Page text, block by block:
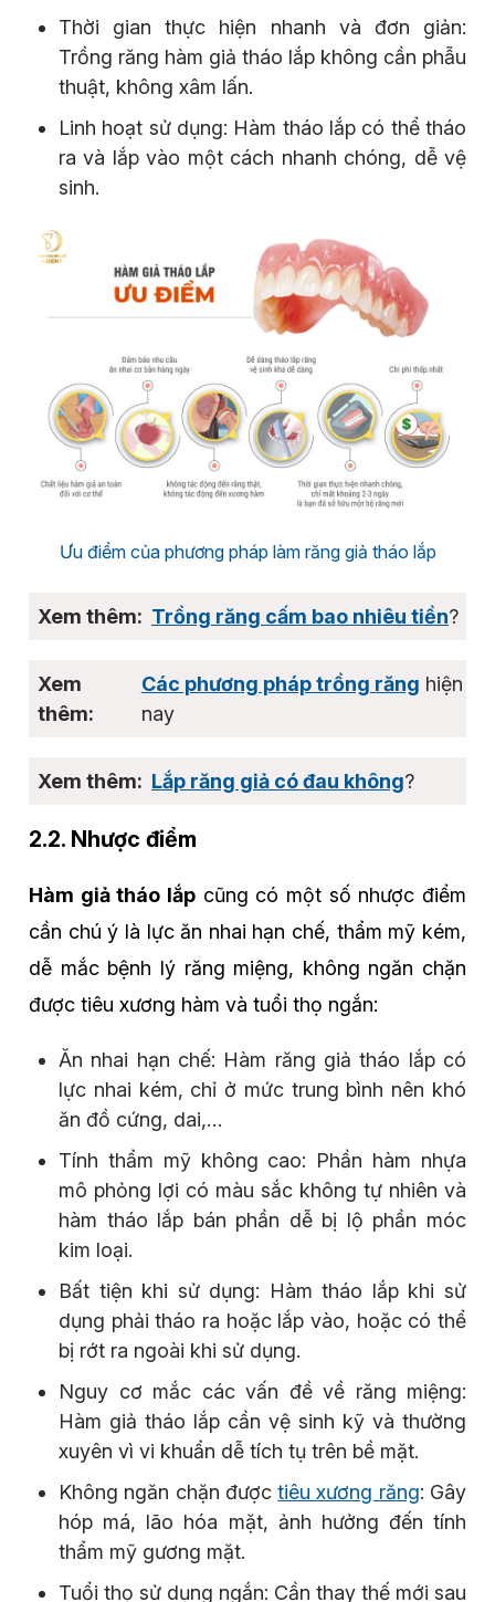
Thời gian thực hiện nhanh và đơn giản:
Trồng răng hàm giả tháo lắp không cần phẫu
thuật, không xâm lấn.
Linh hoạt sử dụng: Hàm tháo lắp có thể tháo
ra và lắp vào một cách nhanh chóng, dễ vệ
sinh.
Ưu điểm của phương pháp làm răng giả tháo lắp
Trồng răng cấm bao nhiêu tiền?
Các phương pháp trồng răng hiện
nay
Lắp răng giả có đau không?
2.2. Nhược điểm
Hàm giả tháo lắp cũng có một số nhược điểm
cần chú ý là lực ăn nhai hạn chế, thẩm mỹ kém,
dễ mắc bệnh lý răng miệng, không ngăn chặn
được tiêu xương hàm và tuổi thọ ngắn:
Ăn nhai hạn chế: Hàm răng giả tháo lắp có
lực nhai kém, chỉ ở mức trung bình nên khó
ăn đồ cứng, dai,…
Tính thẩm mỹ không cao: Phần hàm nhựa
mô phỏng lợi có màu sắc không tự nhiên và
hàm tháo lắp bán phần dễ bị lộ phần móc
kim loại.
Bất tiện khi sử dụng: Hàm tháo lắp khi sử
dụng phải tháo ra hoặc lắp vào, hoặc có thể
bị rớt ra ngoài khi sử dụng.
Nguy cơ mắc các vấn đề về răng miệng:
Hàm giả tháo lắp cần vệ sinh kỹ và thường
xuyên vì vi khuẩn dễ tích tụ trên bề mặt.
Không ngăn chặn đượctiêu xương răng: Gây
hóp má, lão hóa mặt, ảnh hưởng đến tính
thẩm mỹ gương mặt.
Tuổi thọ sử dụng ngắn: Cần thay thế mới sau